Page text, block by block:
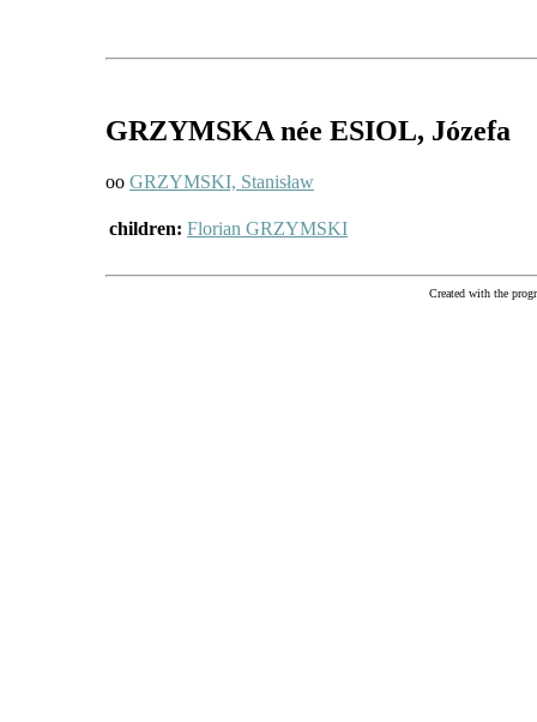
GRZYMSKA née ESIOL, Józefa
oo GRZYMSKI, Stanisław
children: Florian GRZYMSKI
Created with the